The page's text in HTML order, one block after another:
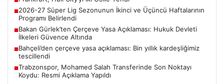
■2026-27 Süper Lig Sezonunun İkinci ve Üçüncü Haftalarının
Programı Belirlendi
■Bakan Gürlek’ten Çerçeve Yasa Açıklaması: Hukuk Devleti
İlkeleri Güvence Altında
■Bahçeli’den çerçeve yasa açıklaması: Bin yıllık kardeşliğimiz
tescillendi
■Trabzonspor, Mohamed Salah Transferinde Son Noktayı
Koydu: Resmi Açıklama Yapıldı